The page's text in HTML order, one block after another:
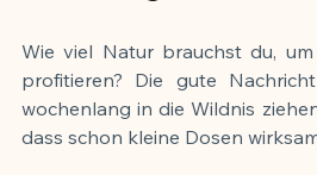
Wie viel Natur brauchst du,
profitieren? Die gute
wochenlang in die Wildnis
dass schon kleine Dosen